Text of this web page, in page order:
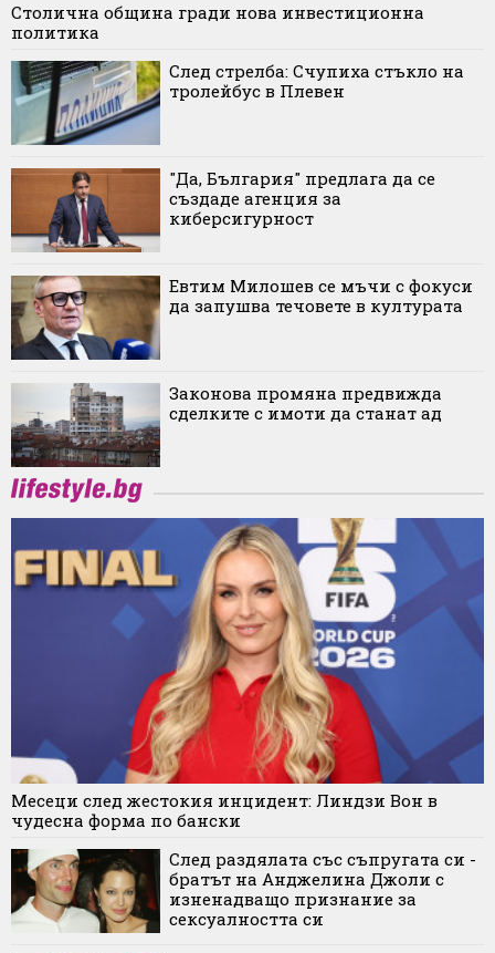
Столична община гради нова инвестиционна
политика
След стрелба: Счупиха стъкло на
тролейбус в Плевен
"Да, България" предлага да се
създаде агенция за
киберсигурност
Евтим Милошев се мъчи с фокуси
да запушва течовете в културата
Законова промяна предвижда
сделките с имоти да станат ад
Месеци след жестокия инцидент: Линдзи Вон в
чудесна форма по бански
След раздялата със съпругата си -
братът на Анджелина Джоли с
изненадващо признание за
сексуалността си